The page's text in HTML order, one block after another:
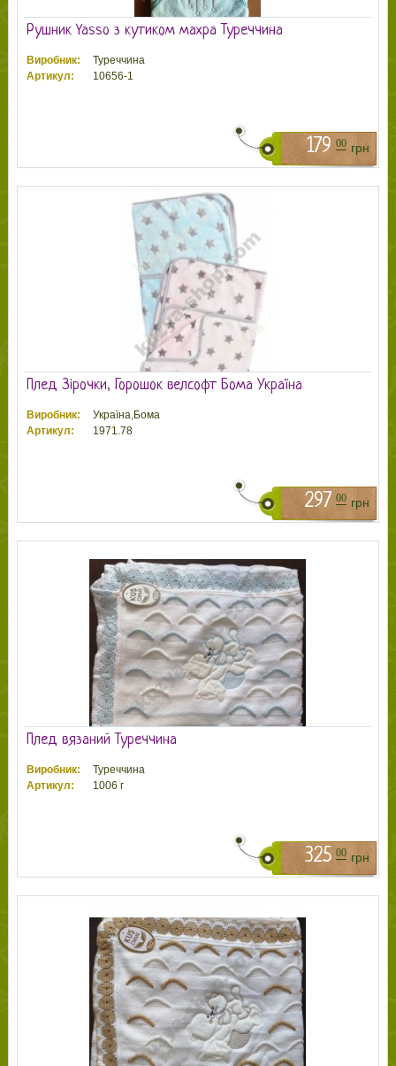
Рушник Yasso з кутиком махра Туреччина
Виробник:
Туреччина
Артикул:
10656-1
179 00 грн
Плед Зірочки, Горошок велсофт Бома Україна
Виробник:
Україна,Бома
Артикул:
1971.78
297 00 грн
Плед вязаний Туреччина
Виробник:
Туреччина
Артикул:
1006 г
325 00 грн